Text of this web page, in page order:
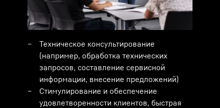
Техническое консультирование
(например, обработка технических
запросов, составление сервисной
информации, внесение предложений)
Стимулирование и обеспечение
удовлетворенности клиентов, быстрая